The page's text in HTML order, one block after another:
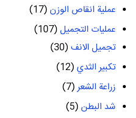
عملية انقاص الوزن(17)
عمليات التجميل(107)
تجميل الانف(30)
تكبير الثدي(12)
زراعة الشعر(7)
شد البطن(5)